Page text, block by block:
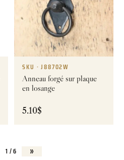
SKU · J88702W
Anneau forgé sur plaque
en losange
5.10$
1 / 6 »